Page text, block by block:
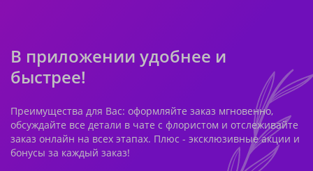
В приложении удобнее и
быстрее!
Преимущества для Вас: оформляйте заказ мгновенно,
обсуждайте все детали в чате с флористом и отслеживайте
заказ онлайн на всех этапах. Плюс - эксклюзивные акции и
бонусы за каждый заказ!